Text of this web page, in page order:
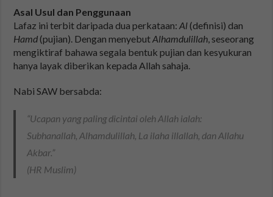
Asal Usul dan Penggunaan
Lafaz ini terbit daripada dua perkataan:Al(definisi) dan
Hamd(pujian). Dengan menyebutAlhamdulillah, seseorang
mengiktiraf bahawa segala bentuk pujian dan kesyukuran
hanya layak diberikan kepada Allah sahaja.
Nabi SAW bersabda:
“Ucapan yang paling dicintai oleh Allah ialah:
Subhanallah, Alhamdulillah, La ilaha illallah, dan Allahu
Akbar.”
(HR Muslim)